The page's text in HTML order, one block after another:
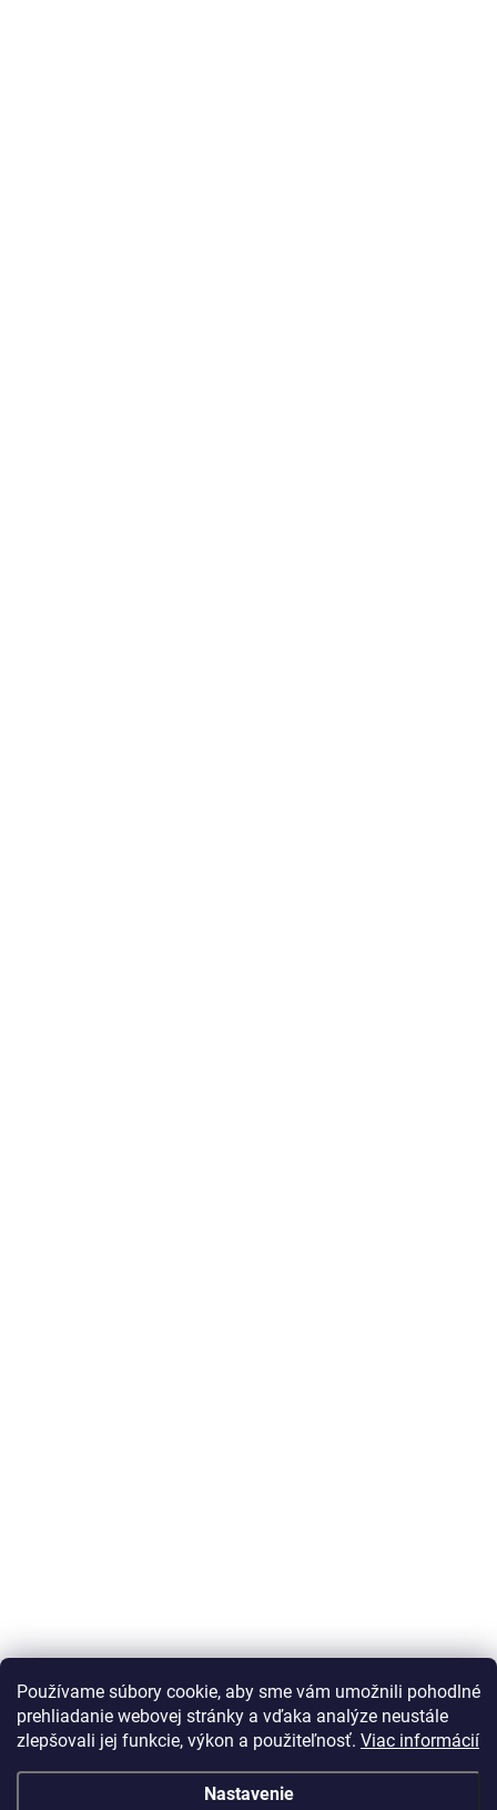
Používame súbory cookie, aby sme vám umožnili pohodlné
prehliadanie webovej stránky a vďaka analýze neustále
zlepšovali jej funkcie, výkon a použiteľnosť. Viac informácií
Nastavenie
Vážený zákazník Info o DOT pneu nepodávame, vek